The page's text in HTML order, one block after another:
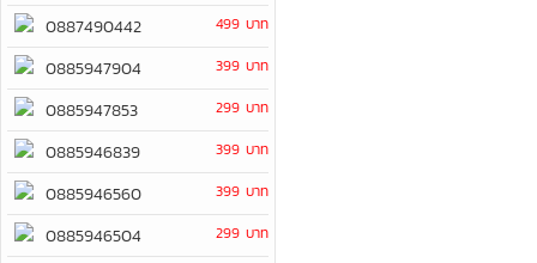
0887490442 499 บาท
0885947904 399 บาท
0885947853 299 บาท
0885946839 399 บาท
0885946560 399 บาท
0885946504 299 บาท